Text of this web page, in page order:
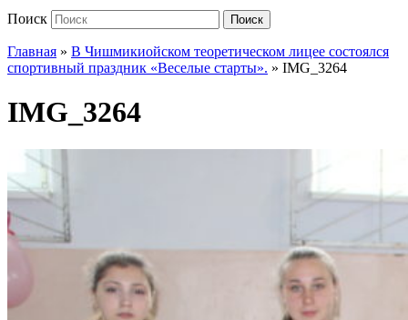
Поиск Поиск
Главная » В Чишмикиойском теоретическом лицее состоялся
спортивный праздник «Веселые старты». » IMG_3264
IMG_3264